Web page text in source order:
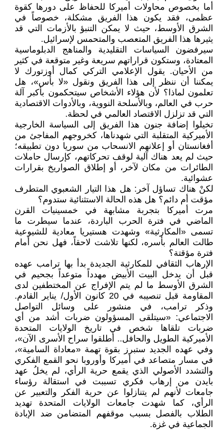
أما بخصوص محاولات أميركا للحفاظ على دورها كقوة
عظمى، فقد يكون هذا الفريق مشكلة، خصوصاً في
الشرق الأوسط، حيث لا يمكن التنبؤ بالأزمات التي قد
يثيرها هذا الفريق المتعصب والمتحمس لإسرائيل.
سيرفضون السياسات التقليدية والمناهج الدبلوماسية
المعتادة، وستكون قراراتهم سريعة وغير متوقعة في كثير
من الأحيان. يقول الإعلامي التركي كمال أوزتورك لا
يمكننا أن ننظر إلى هذا الفريق ونقول «لا بأس»، هل
تعلمون لماذا؟ لأن هؤلاء الأشخاص سيتحكمون بأكبر آلة
حرب في العالم، وبالأسلحة النووية، وبالأدوات الاقتصادية
التي قد تزلزل الاقتصاد العالمي في لحظة.
تخيلوا إضافة جنون هذا الفريق إلى السياسة الخارجية
الأميركية المتقلبة التي شهدناها، كخروجهم المفاجئ من
أفغانستان أو إعلانهم الانسحاب من سوريا دون تطبيقه؛
حيث لم يعد هناك آلية لوقف تحركاتهم، كإرسال حاملات
الطائرات من مكان لآخر، أو إطلاق الصواريخ بقرارات
عشوائية.
لكنْ هناك تساؤل آخر: هل هذا التيار الشعبوي المتطرف
مؤقت أم دائم؟ هل هذه الحالة الاستثنائية ستدوم؟
مرت أميركا بتجربة مشابهة في خمسينيات القرن
الماضي في فترة الحرب الباردة، عندما سيطرت ما
تسمى «المكارثية» وشهدت هستيريا معادية للشيوعية
طالت العالم بأسره، لكنها تلاشت لاحقاً، فهل نحن أمام
فترة مؤقتة؟
الإرهاب الثقافي للمكارثية الجديدة بدأ بها ‎ترامب عهده
قبل أن يدخل البيت الأبيض مهدداً متوعداً بجحيم في
الشرق الأوسط ما لم يتم الإفراج عن المختطفين لدى
المقاومة قبل تنصيبه في 20 كانون الأول/ يناير القادم.
وذكر ترامب، في منشور على وسائل التواصل
الاجتماعي: «سيتلقى المسؤولون ضربات أشد من أي
ضربات تلقاها شخص في تاريخ الولايات المتحدة
الأميركية الطويل والحافل.. أطلقوا سراح الأسرى الآن»،
وفي عهده الجديد ستبرز بقوة تهمة «معاداة السامية»،
في مسار متصاعد في أميركا وأوروبا نحو القمع الفكري
والتشدد الأصولي الذي يقمع حرية الرأي، لم يخلُ عهد
بايدن من إرهاب فكري تسببت في استقالة رؤساء
جامعات لأنهم لم يتنازلوا عن حرية الفكر والتعبير عن
الرأي، كما شهدت جامعات الولايات المتحدة تهديد
الطلاب بالفصل بسبب موقفهم المتضامن ضد الإبادة
الجماعية في غزة.